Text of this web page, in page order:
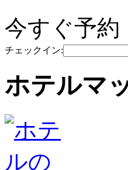
今すぐ予約
チェックイン:
ホテルマ